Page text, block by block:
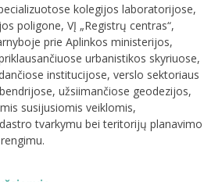
kolegijos laboratorijose,
poligone, VĮ „Registrų centras“,
prie Aplinkos ministerijos,
urbanistikos skyriuose,
institucijose, verslo sektoriaus
užsiimančiose geodezijos,
susijusiomis veiklomis,
tvarkymu bei teritorijų planavimo